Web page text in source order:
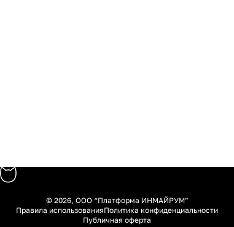
© 2026, ООО “Платформа ИНМАЙРУМ”
Правила использованияПолитика конфиденциальности
Публичная оферта